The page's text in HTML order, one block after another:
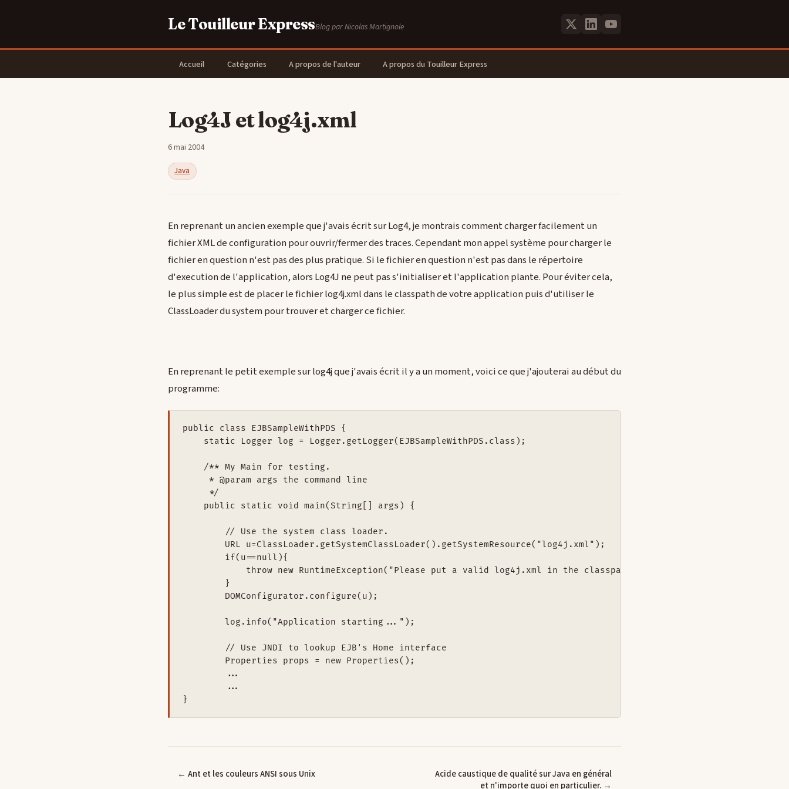
Le Touilleur ExpressBlog par Nicolas Martignole
Accueil Catégories A propos de l'auteur A propos du Touilleur Express
Log4J et log4j.xml
6 mai 2004
Java
En reprenant un ancien exemple que j'avais écrit sur Log4, je montrais comment charger facilement un
fichier XML de configuration pour ouvrir/fermer des traces. Cependant mon appel système pour charger le
fichier en question n'est pas des plus pratique. Si le fichier en question n'est pas dans le répertoire
d'execution de l'application, alors Log4J ne peut pas s'initialiser et l'application plante. Pour éviter cela,
le plus simple est de placer le fichier log4j.xml dans le classpath de votre application puis d'utiliser le
ClassLoader du system pour trouver et charger ce fichier.
En reprenant le petit exemple sur log4j que j'avais écrit il y a un moment, voici ce que j'ajouterai au début du
programme:
public class EJBSampleWithPDS {
    static Logger log = Logger.getLogger(EJBSampleWithPDS.class);
    /** My Main for testing.
     * @param args the command line
     */
    public static void main(String[] args) {
        // Use the system class loader.
        URL u=ClassLoader.getSystemClassLoader().getSystemResource("log4j.xml");
        if(u==null){
            throw new RuntimeException("Please put a valid log4j.xml in the classpath");
        }
        DOMConfigurator.configure(u);
        log.info("Application starting...");
        // Use JNDI to lookup EJB's Home interface
        Properties props = new Properties();
        ...
        ...
← Ant et les couleurs ANSI sous Unix
Acide caustique de qualité sur Java en général
et n'importe quoi en particulier. →